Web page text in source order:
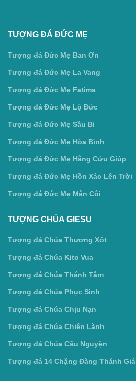
TƯỢNG ĐÁ ĐỨC MẸ
Tượng đá Đức Mẹ Ban Ơn
Tượng đá Đức Mẹ La Vang
Tượng đá Đức Mẹ Fatima
Tượng đá Đức Mẹ Lộ Đức
Tượng đá Đức Mẹ Sầu Bi
Tượng đá Đức Mẹ Hòa Bình
Tượng đá Đức Mẹ Hằng Cứu Giúp
Tượng đá Đức Mẹ Hồn Xác Lên Trời
Tượng đá Đức Mẹ Mân Côi
TƯỢNG CHÚA GIESU
Tượng đá Chúa Thương Xót
Tượng đá Chúa Kito Vua
Tượng đá Chúa Thánh Tâm
Tượng đá Chúa Phục Sinh
Tượng đá Chúa Chịu Nạn
Tượng đá Chúa Chiên Lành
Tượng đá Chúa Cầu Nguyện
Tượng đá 14 Chặng Đàng Thánh Giá